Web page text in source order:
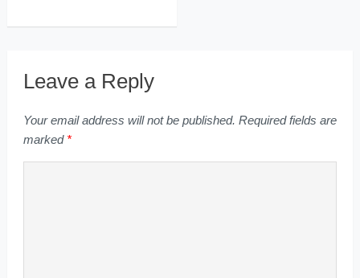
Leave a Reply
Your email address will not be published. Required fields are
marked *